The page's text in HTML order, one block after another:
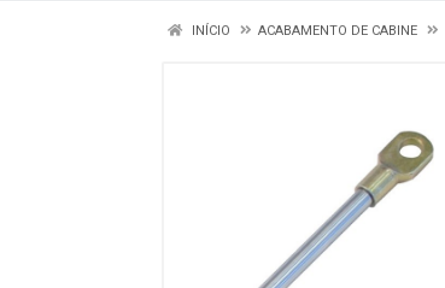
INÍCIO ACABAMENTO DE CABINE